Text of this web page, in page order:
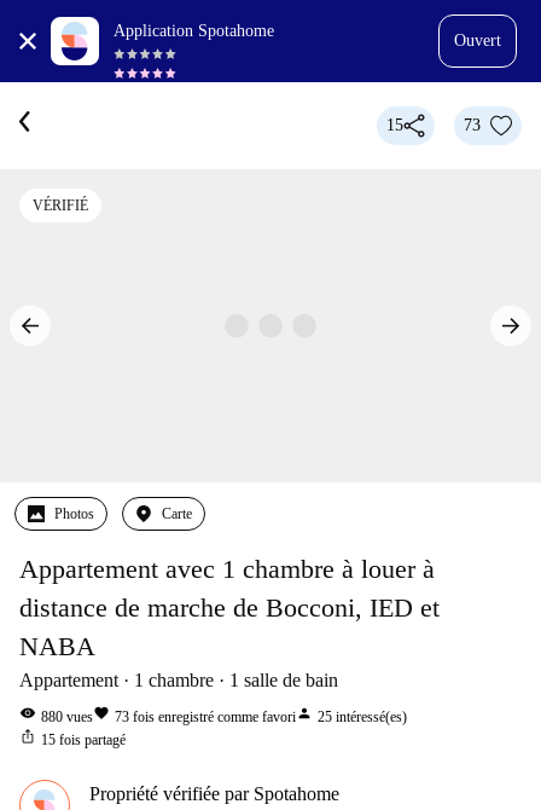
Application Spotahome
Ouvert
15 73
VÉRIFIÉ
Photos Carte
Appartement avec 1 chambre à louer à
distance de marche de Bocconi, IED et
NABA
Appartement 1 chambre 1 salle de bain
visibility 880 vuesfavorite 73 fois enregistré comme favoriperson 25 intéressé(es)
ios_share 15 fois partagé
Propriété vérifiée par Spotahome